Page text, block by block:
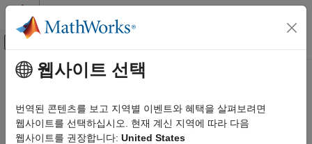
콘텐츠로 바로 가기
오프캔버스 탐색 메뉴 토글
문서 홈
주요 콘텐츠
웹사이트 선택
번역된 콘텐츠를 보고 지역별 이벤트와 혜택을 살펴보려면
웹사이트를 선택하십시오. 현재 계신 지역에 따라 다음
웹사이트를 권장합니다: United States